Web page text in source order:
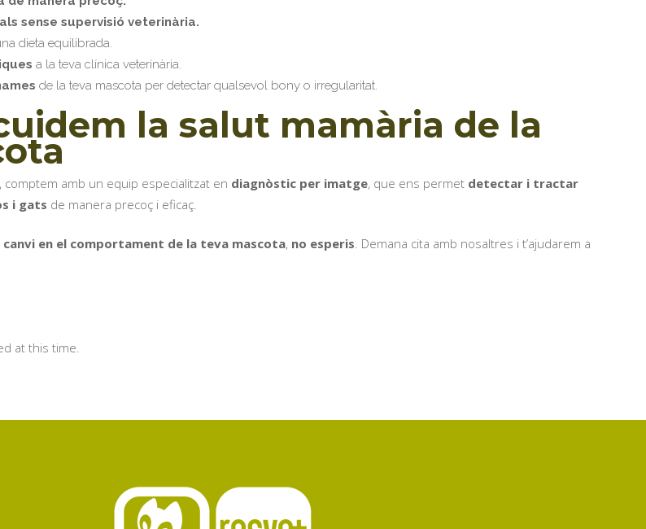
sense supervisió veterinària.
dieta equilibrada.
a la teva clínica veterinària.
de la teva mascota per detectar qualsevol bony o irregularitat.
la salut mamària de la
, comptem amb un equip especialitzat en diagnòstic per imatge, que ens permet detectar i tractar
i gats de manera precoç i eficaç.
canvi en el comportament de la teva mascota, no esperis. Demana cita amb nosaltres i t’ajudarem a
at this time.